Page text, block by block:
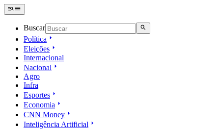
Buscar
Política
Eleições
Internacional
Nacional
Agro
Infra
Esportes
Economia
CNN Money
Inteligência Artificial